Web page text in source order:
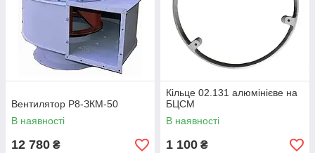
Вентилятор Р8-ЗКМ-50
В наявності
12 780 ₴
Кільце 02.131 алюмінієве на
БЦСМ
В наявності
1 100 ₴